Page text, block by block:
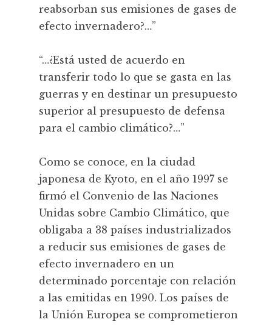
reabsorban sus emisiones de gases de
efecto invernadero?…”
“…¿Está usted de acuerdo en
transferir todo lo que se gasta en las
guerras y en destinar un presupuesto
superior al presupuesto de defensa
para el cambio climático?…”
Como se conoce, en la ciudad
japonesa de Kyoto, en el año 1997 se
firmó el Convenio de las Naciones
Unidas sobre Cambio Climático, que
obligaba a 38 países industrializados
a reducir sus emisiones de gases de
efecto invernadero en un
determinado porcentaje con relación
a las emitidas en 1990. Los países de
la Unión Europea se comprometieron